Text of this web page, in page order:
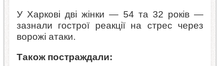
У Харкові дві жінки — 54 та 32 років —
зазнали гострої реакції на стрес через
ворожі атаки.
Також постраждали: